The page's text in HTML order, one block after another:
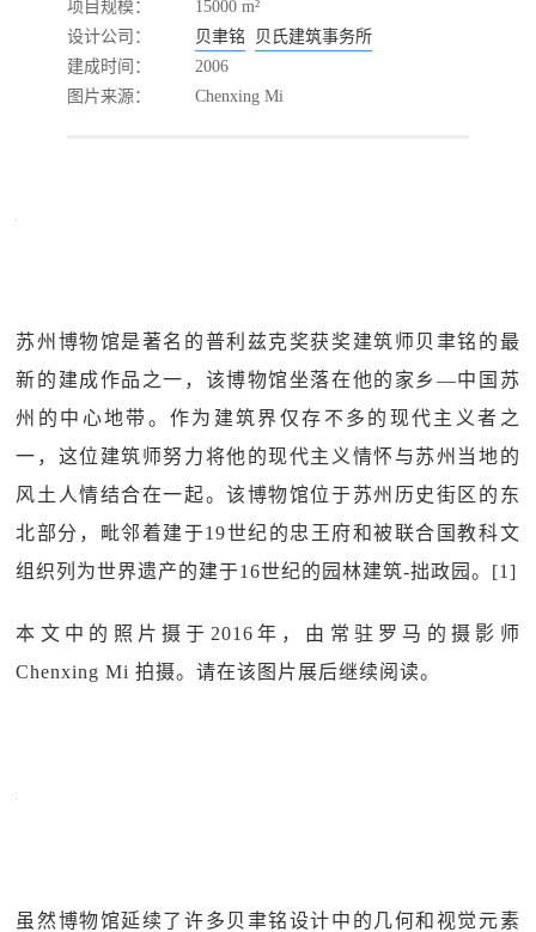
项目规模：
15000 m²
设计公司：
贝聿铭
贝氏建筑事务所
建成时间：
2006
图片来源：
Chenxing Mi
苏州博物馆是著名的普利兹克奖获奖建筑师贝聿铭的最
新的建成作品之一，该博物馆坐落在他的家乡—中国苏
州的中心地带。作为建筑界仅存不多的现代主义者之
一，这位建筑师努力将他的现代主义情怀与苏州当地的
风土人情结合在一起。该博物馆位于苏州历史街区的东
北部分，毗邻着建于19世纪的忠王府和被联合国教科文
组织列为世界遗产的建于16世纪的园林建筑-拙政园。[1]
本文中的照片摄于2016年，由常驻罗马的摄影师
Chenxing Mi 拍摄。请在该图片展后继续阅读。
虽然博物馆延续了许多贝聿铭设计中的几何和视觉元素